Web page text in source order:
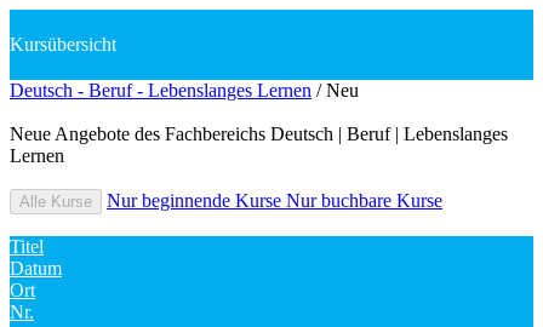
Deutsch - Beruf - Lebenslanges Lernen /Neu
Neue Angebote des Fachbereichs Deutsch | Beruf | Lebenslanges
Lernen
Alle Kurse Nur beginnende Kurse Nur buchbare Kurse
Titel
Datum
Ort
Nr.